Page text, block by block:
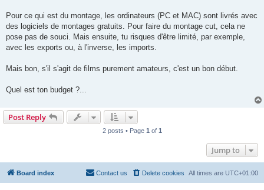
Pour ce qui est du montage, les ordinateurs (PC et MAC) sont livrés avec
des logiciels de montages gratuits. Pour faire du montage cut, cela ne
pose pas de souci. Mais ensuite, tu risques d'être limité, par exemple,
avec les exports ou, à l'inverse, les imports.
Mais bon, s'il s'agit de films purement amateurs, c'est un bon début.
Quel est ton budget ?...
Post Reply
2 posts • Page 1 of 1
Jump to
Board index All times are UTC+01:00
Delete cookies
Contact us